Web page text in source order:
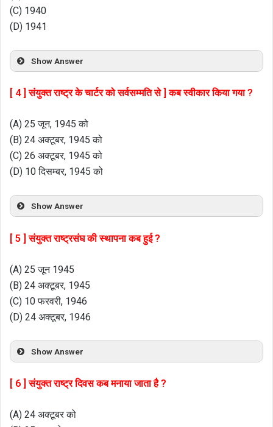
(C) 1940
(D) 1941
Show Answer
[ 4 ] संयुक्त राष्ट्र के चार्टर को सर्वसम्मति से ] कब स्वीकार किया गया ?
(A) 25 जून, 1945 को
(B) 24 अक्टूबर, 1945 को
(C) 26 अक्टूबर, 1945 को
(D) 10 दिसम्बर, 1945 को
Show Answer
[ 5 ] संयुक्त राष्ट्रसंघ की स्थापना कब हुई ?
(A) 25 जून 1945
(B) 24 अक्टूबर, 1945
(C) 10 फरवरी, 1946
(D) 24 अक्टूबर, 1946
Show Answer
[ 6 ] संयुक्त राष्ट्र दिवस कब मनाया जाता है ?
(A) 24 अक्टूबर को